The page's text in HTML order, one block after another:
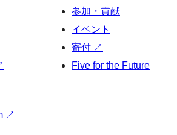
参加・貢献
イベント
寄付 ↗
Five for the Future
↗